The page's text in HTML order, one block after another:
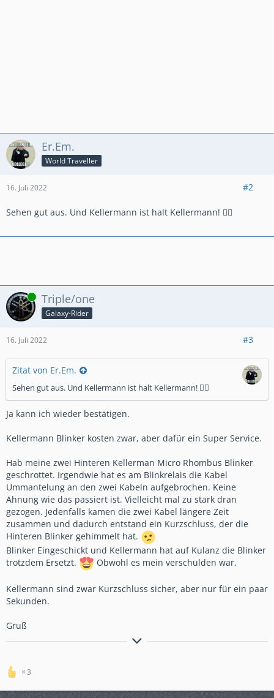
Er.Em.
World Traveller
16. Juli 2022 #2
Sehen gut aus. Und Kellermann ist halt Kellermann! 👍🏻
Online Triple/one
Galaxy-Rider
16. Juli 2022 #3
Zitat von Er.Em.
Sehen gut aus. Und Kellermann ist halt Kellermann! 👍🏻
Ja kann ich wieder bestätigen.
Kellermann Blinker kosten zwar, aber dafür ein Super Service.
Hab meine zwei Hinteren Kellerman Micro Rhombus Blinker
geschrottet. Irgendwie hat es am Blinkrelais die Kabel
Ummantelung an den zwei Kabeln aufgebrochen. Keine
Ahnung wie das passiert ist. Vielleicht mal zu stark dran
gezogen. Jedenfalls kamen die zwei Kabel längere Zeit
zusammen und dadurch entstand ein Kurzschluss, der die
Hinteren Blinker gehimmelt hat.
Blinker Eingeschickt und Kellermann hat auf Kulanz die Blinker
trotzdem Ersetzt.
Obwohl es mein verschulden war.
Kellermann sind zwar Kurzschluss sicher, aber nur für ein paar
Sekunden.
Gruß
" Glück kann man nicht kaufen. Aber ein Motorrad und das ist
3